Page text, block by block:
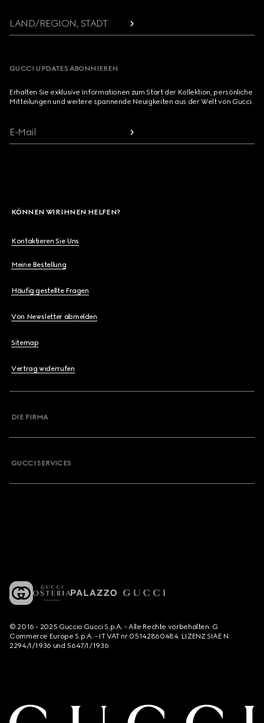
LAND/REGION, STADT
GUCCI UPDATES ABONNIEREN
Erhalten Sie exklusive Informationen zum Start der Kollektion, persönliche
Mitteilungen und weitere spannende Neuigkeiten aus der Welt von Gucci.
E-Mail
KÖNNEN WIR IHNEN HELFEN?
Kontaktieren Sie Uns
Meine Bestellung
Häufig gestellte Fragen
Von Newsletter abmelden
Sitemap
Vertrag widerrufen
DIE FIRMA
GUCCI SERVICES
© 2016 - 2025 Guccio Gucci S.p.A. - Alle Rechte vorbehalten. G
Commerce Europe S.p.A. - IT VAT nr 05142860484. LIZENZ SIAE N.
2294/I/1936 und 5647/I/1936